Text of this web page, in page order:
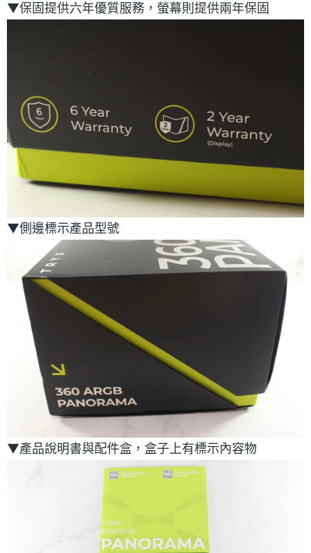
▼保固提供六年優質服務，螢幕則提供兩年保固
▼側邊標示產品型號
▼產品說明書與配件盒，盒子上有標示內容物